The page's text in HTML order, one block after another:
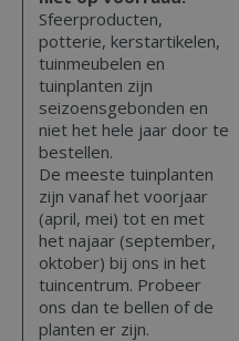
Sfeerproducten,
potterie, kerstartikelen,
tuinmeubelen en
tuinplanten zijn
seizoensgebonden en
niet het hele jaar door te
bestellen.
De meeste tuinplanten
zijn vanaf het voorjaar
(april, mei) tot en met
het najaar (september,
oktober) bij ons in het
tuincentrum. Probeer
ons dan te bellen of de
planten er zijn.